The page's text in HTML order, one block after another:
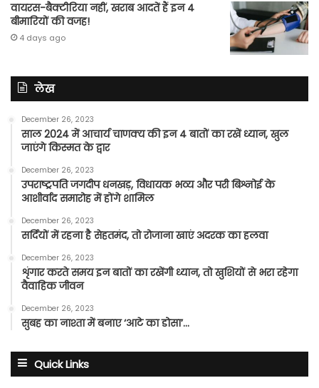
वायरस-बैक्टीरिया नहीं, खराब आदतें हैं इन 4
बीमारियों की वजह!
4 days ago
लेख
December 26, 2023
साल 2024 में आचार्य चाणक्य की इन 4 बातों का रखें ध्यान, खुल
जाएंगे किस्मत के द्वार
December 26, 2023
उपराष्ट्रपति जगदीप धनखड़, विधायक भव्य और परी बिश्नोई के
आशीर्वाद समारोह में होंगे शामिल
December 26, 2023
सर्दियों में रहना है सेहतमंद, तो रोजाना खाएं अदरक का हलवा
December 26, 2023
शृंगार करते समय इन बातों का रखेंगी ध्यान, तो खुशियों से भरा रहेगा
वैवाहिक जीवन
December 26, 2023
सुबह का नाश्ता में बनाए ‘आटे का डोसा’…
Quick Links